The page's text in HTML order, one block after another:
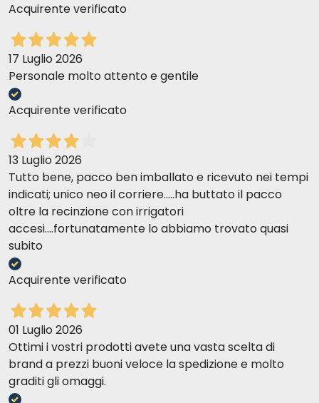
Acquirente verificato
17 Luglio 2026
Personale molto attento e gentile
Acquirente verificato
13 Luglio 2026
Tutto bene, pacco ben imballato e ricevuto nei tempi
indicati; unico neo il corriere.....ha buttato il pacco
oltre la recinzione con irrigatori
accesi....fortunatamente lo abbiamo trovato quasi
subito
Acquirente verificato
01 Luglio 2026
Ottimi i vostri prodotti avete una vasta scelta di
brand a prezzi buoni veloce la spedizione e molto
graditi gli omaggi.